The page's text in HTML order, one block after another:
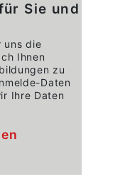
Sie und
uns die
Ihnen
zu
Daten
Ihre Daten